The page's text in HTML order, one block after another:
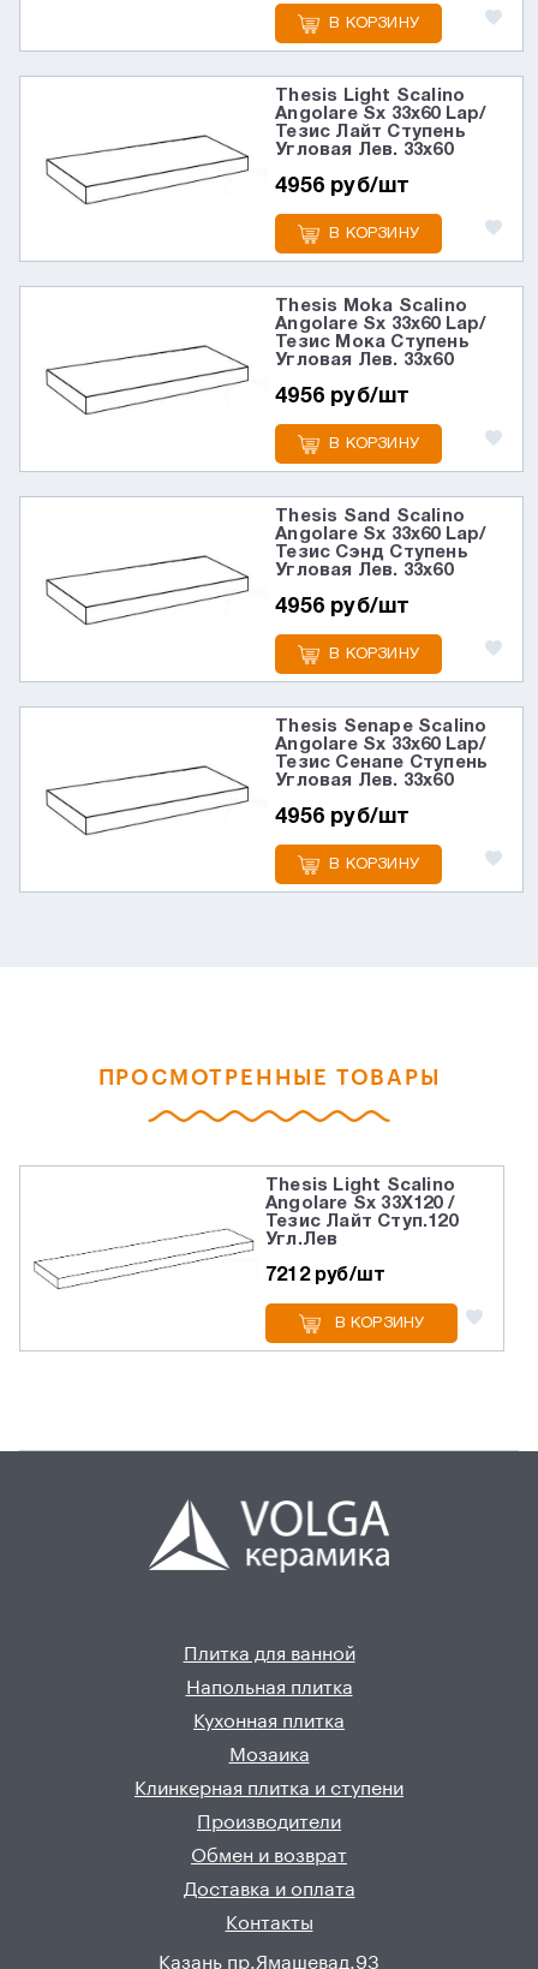
В КОРЗИНУ
Thesis Light Scalino
Angolare Sx 33x60 Lap/
Тезис Лайт Ступень
Угловая Лев. 33x60
4956 руб/шт
В КОРЗИНУ
Thesis Moka Scalino
Angolare Sx 33x60 Lap/
Тезис Мока Ступень
Угловая Лев. 33x60
4956 руб/шт
В КОРЗИНУ
Thesis Sand Scalino
Angolare Sx 33x60 Lap/
Тезис Сэнд Ступень
Угловая Лев. 33x60
4956 руб/шт
В КОРЗИНУ
Thesis Senape Scalino
Angolare Sx 33x60 Lap/
Тезис Сенапе Ступень
Угловая Лев. 33x60
4956 руб/шт
В КОРЗИНУ
ПРОСМОТРЕННЫЕ ТОВАРЫ
Thesis Light Scalino
Angolare Sx 33X120 /
Тезис Лайт Ступ.120
Угл.Лев
7212 руб/шт
В КОРЗИНУ
Плитка для ванной
Напольная плитка
Кухонная плитка
Мозаика
Клинкерная плитка и ступени
Производители
Обмен и возврат
Доставка и оплата
Контакты
Казань пр.Ямашевад.93